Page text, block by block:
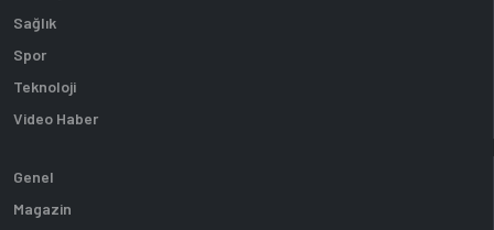
Sağlık
Spor
Teknoloji
Video Haber
Genel
Magazin